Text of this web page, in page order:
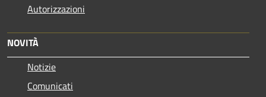
Autorizzazioni
NOVITÀ
Notizie
Comunicati